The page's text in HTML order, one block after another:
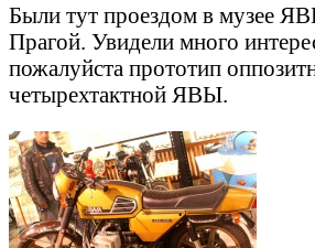
Были тут проездом в музее
Прагой. Увидели много
пожалуйста прототип
четырехтактной ЯВЫ.